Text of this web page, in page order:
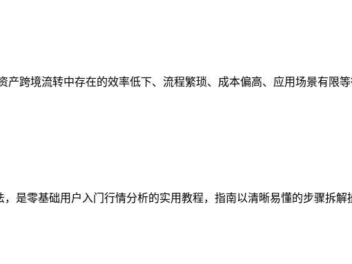
跨境流转中存在的效率低下、流程繁琐、成本偏高、应用场景有限
是零基础用户入门行情分析的实用教程，指南以清晰易懂的步骤拆解